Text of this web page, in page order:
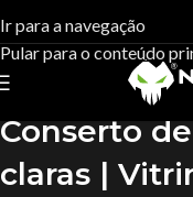
Ir para a navegação
Pular para o conteúdo
Blog
Uncategorized
Uncategorized
Conserto
claras |